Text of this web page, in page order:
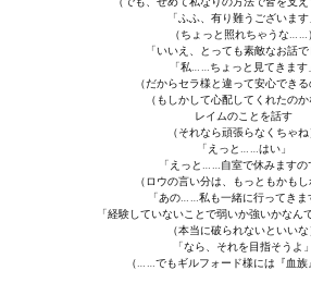
「ふふ、有り難うございます
（ちょっと照れちゃうな……）
「いいえ、とっても素敵なお話で
「私……ちょっと見てきます」
（だからセラ様と違って安心できる
（もしかして心配してくれたのか
レイムのことを話す
（それなら頑張らなくちゃね
「えっと……はい」
「えっと……自室で休みますの
（ロウの言い分は、もっともかもし
「あの……私も一緒に行ってきま
「経験していないことで弱いか強いかなん
（本当に破られないといいな
「なら、それを目指そうよ」
（……でもギルフォード様には『血族